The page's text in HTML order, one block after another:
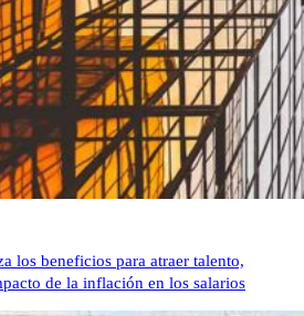
los beneficios para atraer talento,
de la inflación en los salarios